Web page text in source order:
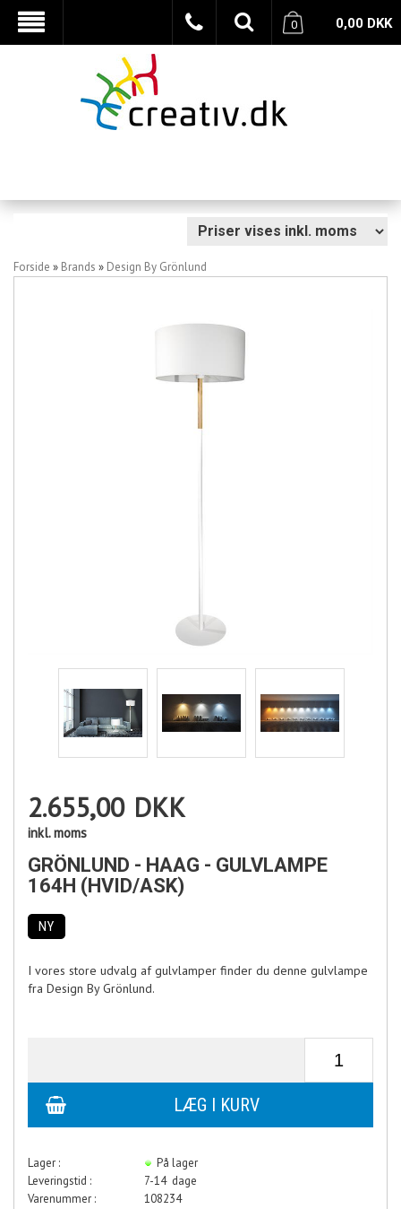
0,00 DKK
0
Forside » Brands » Design By Grönlund
2.655,00 DKK
inkl. moms
GRÖNLUND - HAAG - GULVLAMPE
164H (HVID/ASK)
NY
I vores store udvalg af gulvlamper finder du denne gulvlampe
fra Design By Grönlund.
Lager :
På lager
Leveringstid :
7-14 dage
Varenummer :
108234